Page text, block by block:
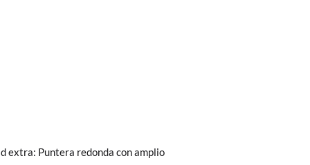
extra: Puntera redonda con amplio
son GRATIS y puedes realizarlos
acelerar el envío, puedes por muy